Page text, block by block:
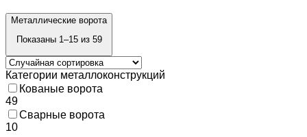
Металлические ворота
Показаны 1–15 из 59
Категории металлоконструкций
Кованые ворота
49
Сварные ворота
10